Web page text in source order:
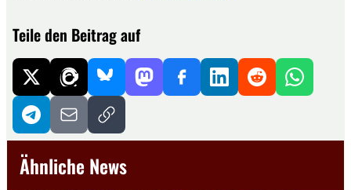
Teile den Beitrag auf
Ähnliche News